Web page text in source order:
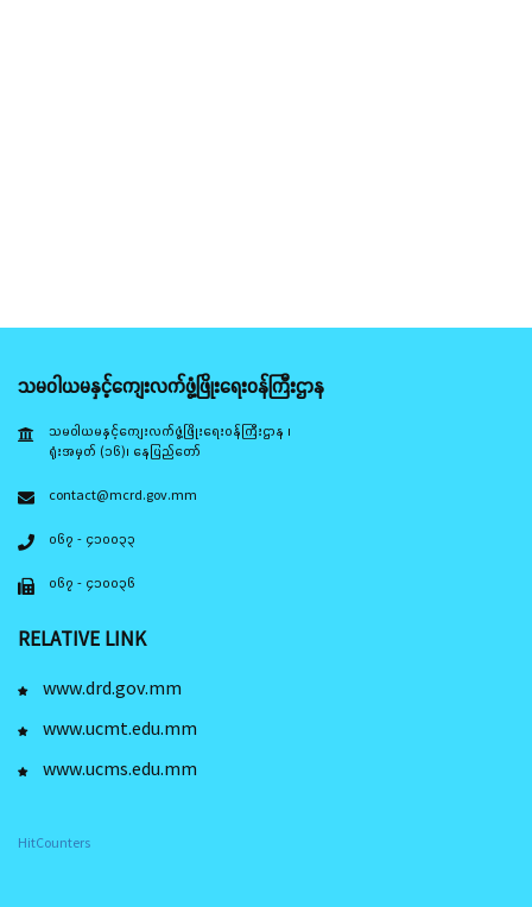
သမဝါယမနှင့်ကျေးလက်ဖွံ့ဖြိုးရေးဝန်ကြီးဌာန
သမဝါယမနှင့်ကျေးလက်ဖွံ့ဖြိုးရေးဝန်ကြီးဌာန ၊
ရုံးအမှတ် (၁၆)၊ နေပြည်တော်
contact@mcrd.gov.mm
၀၆၇ - ၄၁၀၀၃၃
၀၆၇ - ၄၁၀၀၃၆
RELATIVE LINK
www.drd.gov.mm
www.ucmt.edu.mm
www.ucms.edu.mm
HitCounters